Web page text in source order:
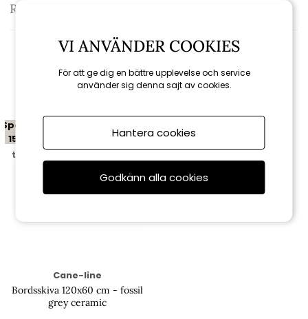
Recensioner
Relaterade produkter
Spara
15%
till 16/8
Cane-line
Bordsskiva 120x60 cm - fossil
grey ceramic
VI ANVÄNDER COOKIES
För att ge dig en bättre upplevelse och service
använder sig denna sajt av cookies.
Hantera cookies
Godkänn alla cookies